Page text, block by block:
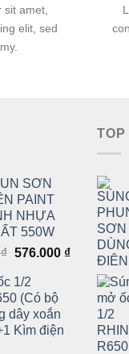
sit amet,
elit, sed
SƠN
PAINT
NHỰA
550W
₫ Giá
là:
1.150.000 ₫.
576.000 ₫Giá
576.000 ₫.
1/2
(Có bộ
dây xoắn
Kìm điện
TOP